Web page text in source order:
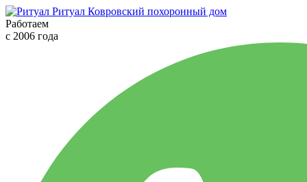
Ритуал Ковровский похоронный дом
Работаем
с 2006 года